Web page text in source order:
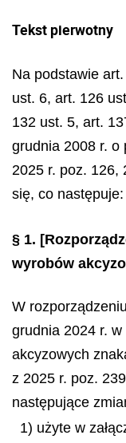
Tekst pierwotny
Na podstawie
ust. 6, art. 126
132 ust. 5, art.
grudnia 2008 r. o
2025 r. poz. 126,
się, co następuje:
§ 1.
wyrobów
W
grudnia 2024 r.
akcyzowych
z 2025 r. poz.
następujące
1) użyte w